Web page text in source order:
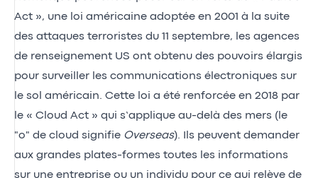
Act », une loi américaine adoptée en 2001 à la suite
des attaques terroristes du 11 septembre, les agences
de renseignement US ont obtenu des pouvoirs élargis
pour surveiller les communications électroniques sur
le sol américain. Cette loi a été renforcée en 2018 par
le « Cloud Act » qui s’applique au-delà des mers (le
"o" de cloud signifie Overseas). Ils peuvent demander
aux grandes plates-formes toutes les informations
sur une entreprise ou un individu pour ce qui relève de